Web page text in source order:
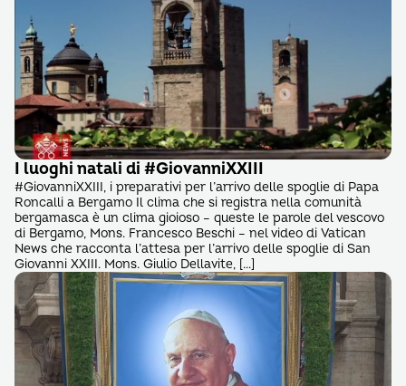
I luoghi natali di #GiovanniXXIII
#GiovanniXXIII, i preparativi per l’arrivo delle spoglie di Papa
Roncalli a Bergamo Il clima che si registra nella comunità
bergamasca è un clima gioioso – queste le parole del vescovo
di Bergamo, Mons. Francesco Beschi – nel video di Vatican
News che racconta l’attesa per l’arrivo delle spoglie di San
Giovanni XXIII. Mons. Giulio Dellavite, […]